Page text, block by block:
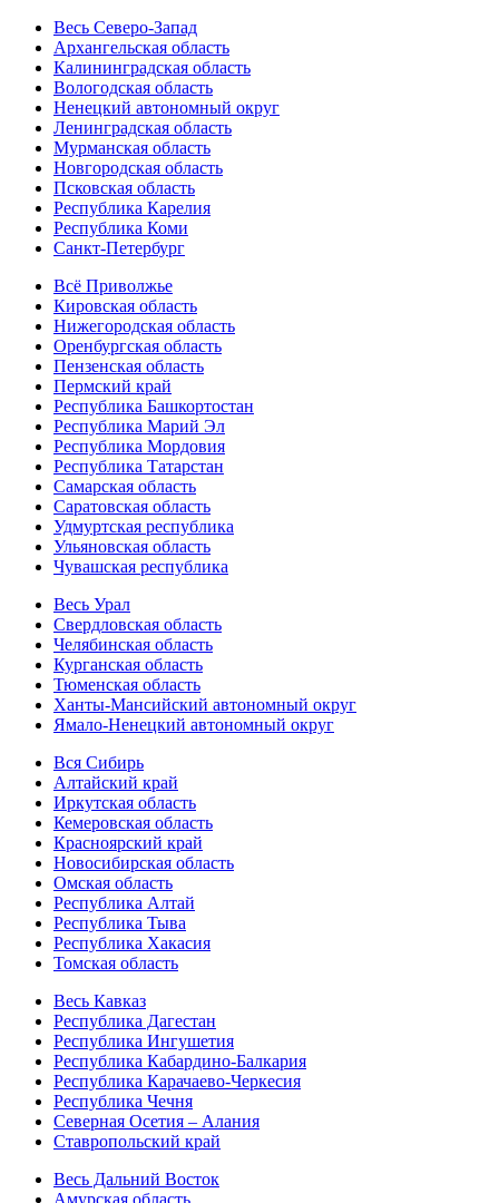
Весь Северо-Запад
Архангельская область
Калининградская область
Вологодская область
Ненецкий автономный округ
Ленинградская область
Мурманская область
Новгородская область
Псковская область
Республика Карелия
Республика Коми
Санкт-Петербург
Всё Приволжье
Кировская область
Нижегородская область
Оренбургская область
Пензенская область
Пермский край
Республика Башкортостан
Республика Марий Эл
Республика Мордовия
Республика Татарстан
Самарская область
Саратовская область
Удмуртская республика
Ульяновская область
Чувашская республика
Весь Урал
Свердловская область
Челябинская область
Курганская область
Тюменская область
Ханты-Мансийский автономный округ
Ямало-Ненецкий автономный округ
Вся Сибирь
Алтайский край
Иркутская область
Кемеровская область
Красноярский край
Новосибирская область
Омская область
Республика Алтай
Республика Тыва
Республика Хакасия
Томская область
Весь Кавказ
Республика Дагестан
Республика Ингушетия
Республика Кабардино-Балкария
Республика Карачаево-Черкесия
Республика Чечня
Северная Осетия – Алания
Ставропольский край
Весь Дальний Восток
Амурская область